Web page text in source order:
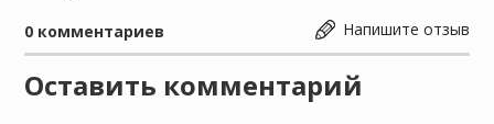
Напишите отзыв
0 комментариев
Оставить комментарий